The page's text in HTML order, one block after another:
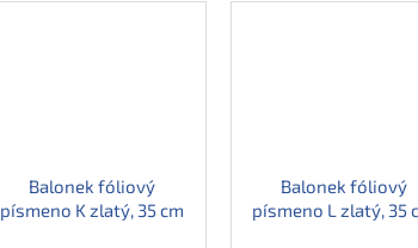
Balonek fóliový
písmeno K zlatý, 35 cm
Balonek fóliový
písmeno L zlatý, 35